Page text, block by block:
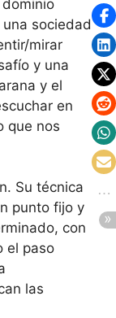
sociedad
mirar
y una
y el
en
que nos
Su técnica
punto fijo y
con
el paso
las